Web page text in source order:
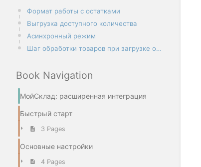
Формат работы с остатками
Выгрузка доступного количества
Асинхронный режим
Шаг обработки товаров при загрузке остатков
Book Navigation
МойСклад: расширенная интеграция
Быстрый старт
3 Pages
Основные настройки
4 Pages